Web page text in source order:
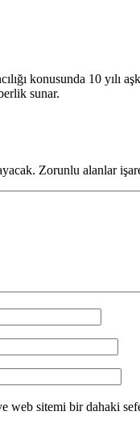
konusunda 10
sunar.
Zorunlu alanlar
web sitemi bir dahaki